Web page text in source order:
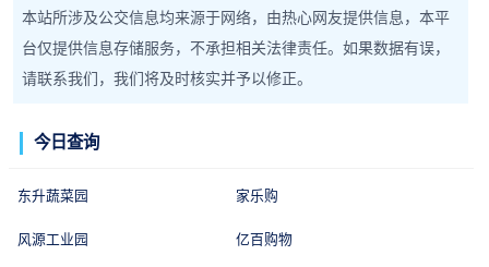
本站所涉及公交信息均来源于网络，由热心网友提供信息，本平
台仅提供信息存储服务，不承担相关法律责任。如果数据有误，
请联系我们，我们将及时核实并予以修正。
今日查询
东升蔬菜园 家乐购
风源工业园 亿百购物